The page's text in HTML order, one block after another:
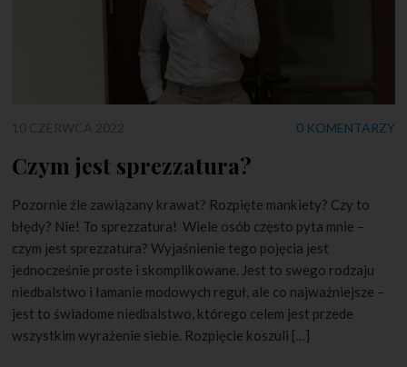
0 KOMENTARZY
Czym jest sprezzatura?
Pozornie źle zawiązany krawat? Rozpięte mankiety? Czy to
błędy? Nie! To sprezzatura! Wiele osób często pyta mnie –
czym jest sprezzatura? Wyjaśnienie tego pojęcia jest
jednocześnie proste i skomplikowane. Jest to swego rodzaju
niedbalstwo i łamanie modowych reguł, ale co najważniejsze –
jest to świadome niedbalstwo, którego celem jest przede
wszystkim wyrażenie siebie. Rozpięcie koszuli […]